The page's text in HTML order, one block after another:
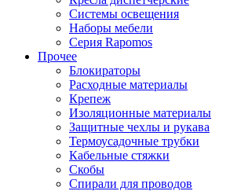
Системы освещения
Наборы мебели
Серия Rapomos
Прочее
Блокираторы
Расходные материалы
Крепеж
Изоляционные материалы
Защитные чехлы и рукава
Термоусадочные трубки
Кабельные стяжки
Скобы
Спирали для проводов